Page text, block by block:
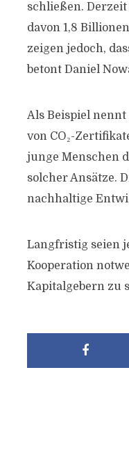
schließen.
davon 1,8
zeigen jedoch,
betont Daniel
Als Beispiel
von CO₂-
junge Menschen
solcher Ansätze.
nachhaltige
Langfristig seien
Kooperation
Kapitalgebern zu